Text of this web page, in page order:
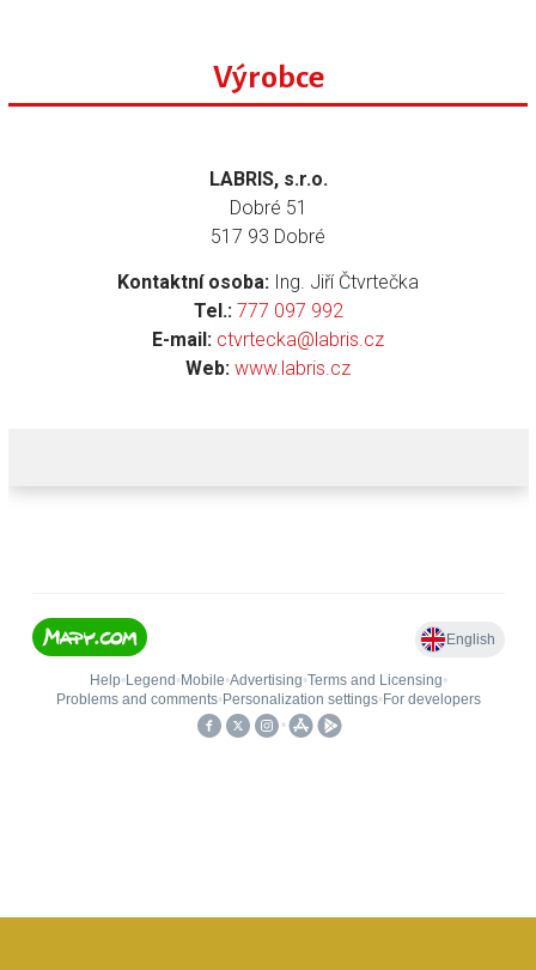
Výrobce
LABRIS, s.r.o.
Dobré 51
517 93 Dobré
Kontaktní osoba: Ing. Jiří Čtvrtečka
Tel.: 777 097 992
E-mail: ctvrtecka@labris.cz
Web: www.labris.cz